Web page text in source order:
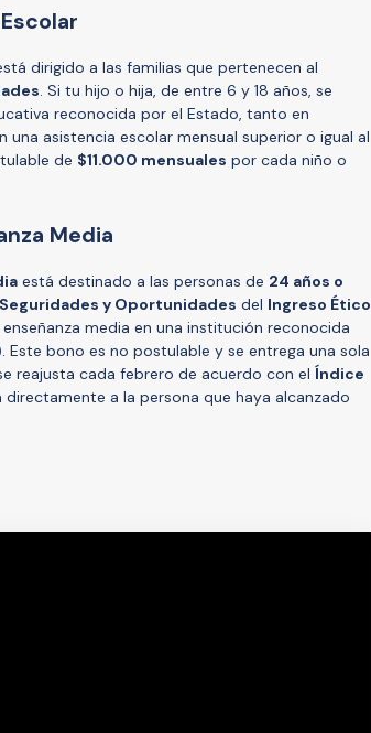
dirigido a las familias que pertenecen al
. Si tu hijo o hija, de entre 6 y 18 años, se
reconocida por el Estado, tanto en
asistencia escolar mensual superior o igual al
de $11.000 mensuales por cada niño o
Media
está destinado a las personas de 24 años o
y Oportunidades del Ingreso Ético
media en una institución reconocida
. Este bono es no postulable y se entrega una sola
reajusta cada febrero de acuerdo con el Índice
directamente a la persona que haya alcanzado